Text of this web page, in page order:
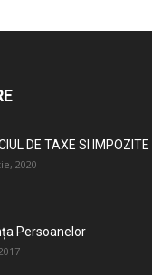
DE TAXE SI IMPOZITE
2020
Persoanelor